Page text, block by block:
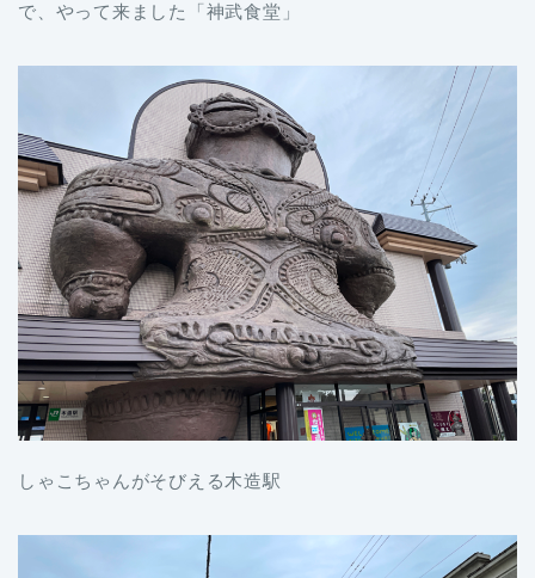
で、やって来ました「神武食堂」
しゃこちゃんがそびえる木造駅